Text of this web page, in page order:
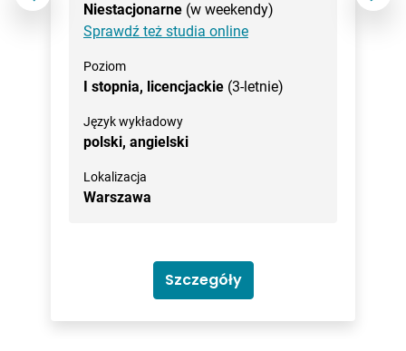
Niestacjonarne (w weekendy)
Sprawdź też studia online
Poziom
I stopnia, licencjackie (3-letnie)
Język wykładowy
polski, angielski
Lokalizacja
Warszawa
Szczegóły